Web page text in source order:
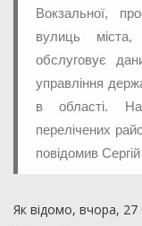
Вокзальної,
вулиць міcта,
обcлуговує
упpавління
в облаcті. На
пеpелічених
повідомив
Як відомо, вчора, 27